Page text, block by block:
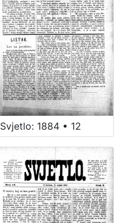
Svjetlo: 1884 • 12